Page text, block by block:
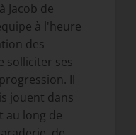
Jacob de
à l'heure
des
solliciter ses
Il
jouent dans
au long de